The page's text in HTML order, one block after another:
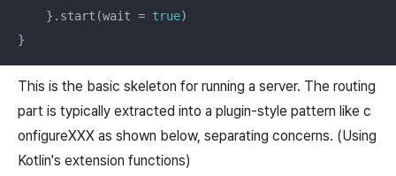
    }.start(wait =
true)
}
This is the basic skeleton for running a server. The routing
part is typically extracted into a plugin-style pattern like c
onfigureXXX as shown below, separating concerns. (Using
Kotlin's extension functions)